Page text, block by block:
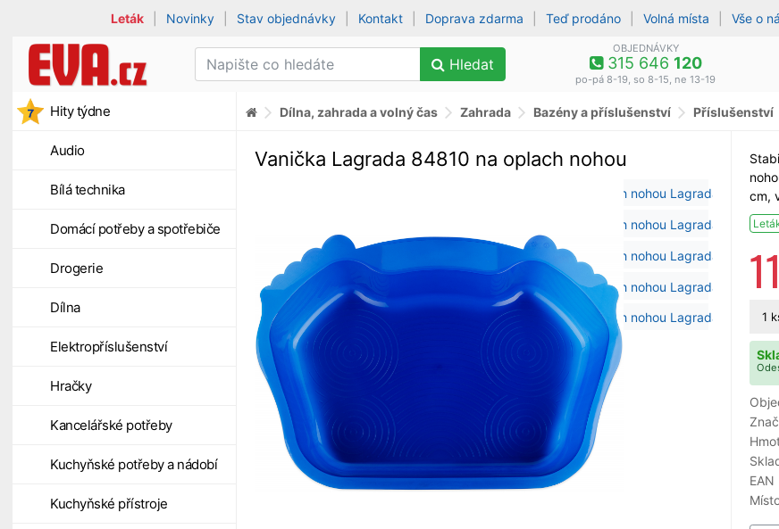
Leták Novinky Stav objednávky Kontakt Doprava zdarma Teď prodáno Volná místa Vše o
Hledat
OBJEDNÁVKY
315 646 120
po-pá 8-19, so 8-15, ne 13-19
Hity týdne
Audio
Bílá technika
Domácí potřeby a spotřebiče
Drogerie
Dílna
Elektropříslušenství
Hračky
Kancelářské potřeby
Kuchyňské potřeby a nádobí
Kuchyňské přístroje
Dílna, zahrada a volný čas Zahrada Bazény a příslušenství Příslušenství
cm,
1
EAN
Vanička Lagrada 84810 na oplach nohou